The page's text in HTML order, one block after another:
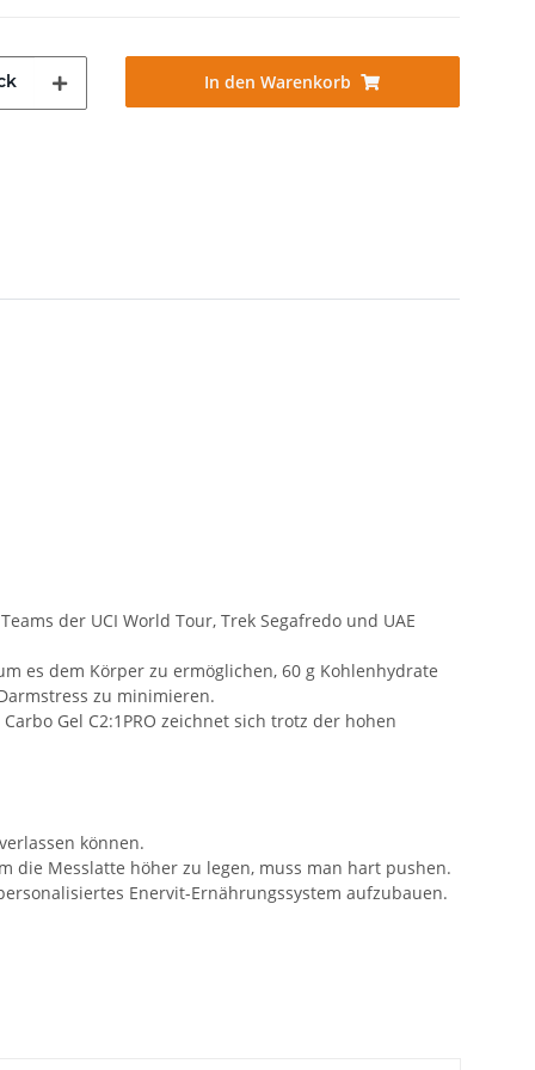
In den Warenkorb
der UCI World Tour, Trek Segafredo und UAE
es dem Körper zu ermöglichen, 60 g Kohlenhydrate
zu minimieren.
Gel C2:1PRO zeichnet sich trotz der hohen
können.
die Messlatte höher zu legen, muss man hart pushen.
Enervit-Ernährungssystem aufzubauen.